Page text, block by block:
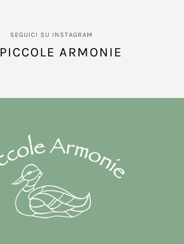
SEGUICI SU INSTAGRAM
PICCOLE ARMONIE